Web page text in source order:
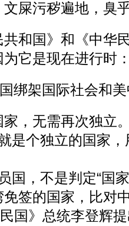
屎污秽遍地，臭
和国》和《中华
它是现在进行时
绑架国际社会和
，无需再次独立
是个独立的国家，
国，不是判定“国
签的国家，比对
国》总统李登辉